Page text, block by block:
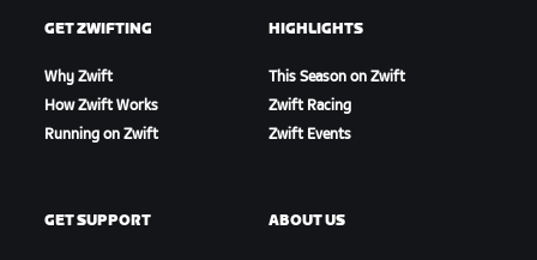
GET ZWIFTING
Why Zwift
How Zwift Works
Running on Zwift
HIGHLIGHTS
This Season on Zwift
Zwift Racing
Zwift Events
GET SUPPORT ABOUT US